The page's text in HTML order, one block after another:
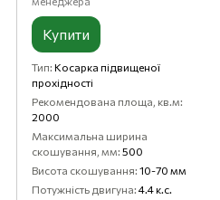
Купити
Тип Косарка підвищеної
прохідності
Рекомендована площа, кв.м
2000
Максимальна ширина
скошування, мм 500
Висота скошування 10-70 мм
Потужність двигуна 4.4 к.с.